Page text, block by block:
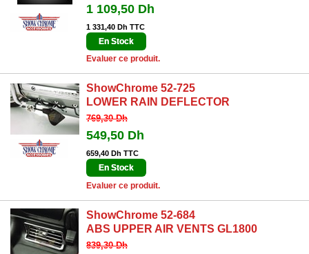
1 109,50 Dh
1 331,40 Dh TTC
En Stock
Evaluer ce produit.
ShowChrome 52-725
LOWER RAIN DEFLECTOR
769,30 Dh
549,50 Dh
659,40 Dh TTC
En Stock
Evaluer ce produit.
ShowChrome 52-684
ABS UPPER AIR VENTS GL1800
839,30 Dh